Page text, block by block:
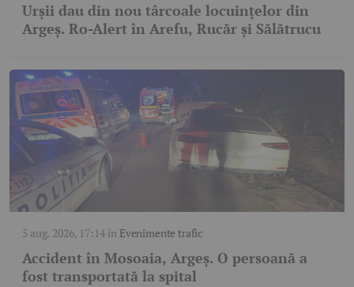
Urșii dau din nou târcoale locuințelor din
Argeș. Ro-Alert în Arefu, Rucăr și Sălătrucu
5 aug. 2026, 17:14în Evenimente trafic
Accident în Mosoaia, Argeș. O persoană a
fost transportată la spital